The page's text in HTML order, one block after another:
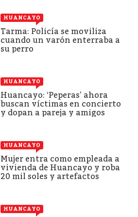
HUANCAYO
Tarma: Policía se moviliza
cuando un varón enterraba a
su perro
HUANCAYO
Huancayo: ‘Peperas’ ahora
buscan víctimas en concierto
y dopan a pareja y amigos
HUANCAYO
Mujer entra como empleada a
vivienda de Huancayo y roba
20 mil soles y artefactos
HUANCAYO